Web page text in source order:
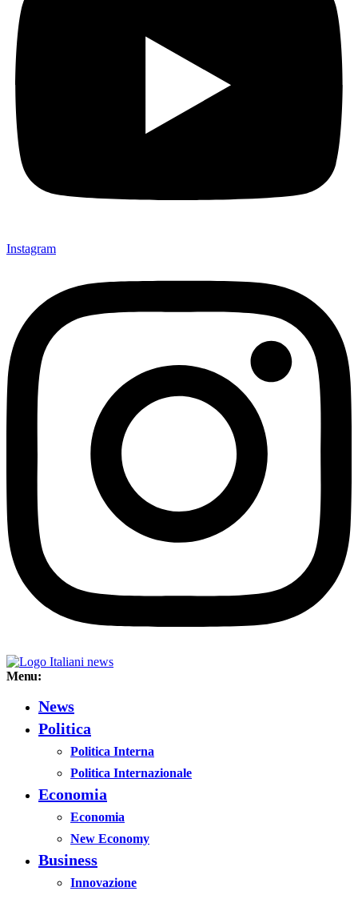
Instagram
Menu:
News
Politica
Politica Interna
Politica Internazionale
Economia
Economia
New Economy
Business
Innovazione